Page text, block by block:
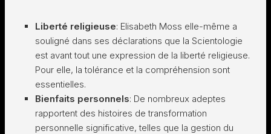
Liberté religieuse: Elisabeth Moss elle-même a
souligné dans ses déclarations que la Scientologie
est avant tout une expression de la liberté religieuse.
Pour elle, la tolérance et la compréhension sont
essentielles.
Bienfaits personnels: De nombreux adeptes
rapportent des histoires de transformation
personnelle significative, telles que la gestion du